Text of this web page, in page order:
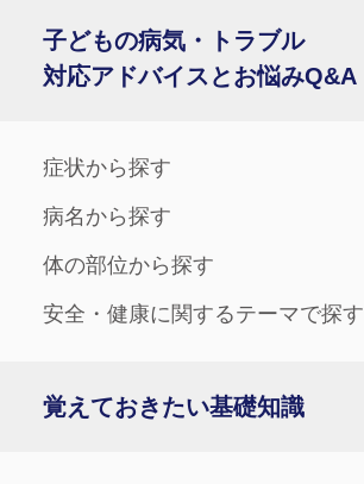
子どもの病気・トラブル
対応アドバイスとお悩みQ&A
症状から探す
病名から探す
体の部位から探す
安全・健康に関するテーマで探す
覚えておきたい基礎知識